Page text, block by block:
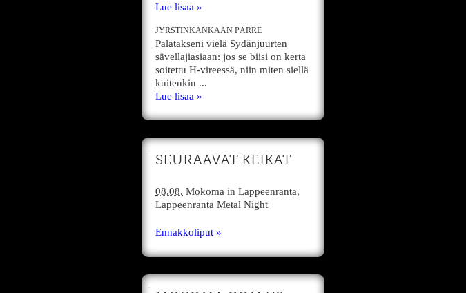
Lue lisaa »
JYRSTINKANKAAN PÄRRE
Palatakseni vielä Sydänjuurten
sävellajiasiaan: jos se biisi on kerta
soitettu H-vireessä, niin miten siellä
kuitenkin ...
Lue lisaa »
SEURAAVAT KEIKAT
08.08. Mokoma in Lappeenranta,
Lappeenranta Metal Night
Ennakkoliput »